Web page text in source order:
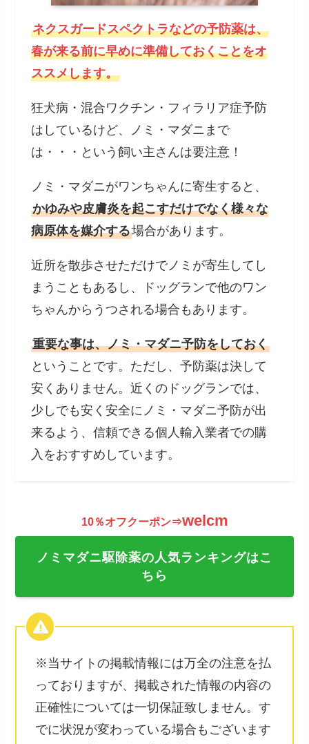
ネクスガードスペクトラなどの予防薬は、
春が来る前に早めに準備しておくことをオ
ススメします。
狂犬病・混合ワクチン・フィラリア症予防
はしているけど、ノミ・マダニまで
は・・・という飼い主さんは要注意！
ノミ・マダニがワンちゃんに寄生すると、
かゆみや皮膚炎を起こすだけでなく様々な
病原体を媒介する場合があります。
近所を散歩させただけでノミが寄生してし
まうこともあるし、ドッグランで他のワン
ちゃんからうつされる場合もあります。
重要な事は、ノミ・マダニ予防をしておく
ということです。ただし、予防薬は決して
安くありません。近くのドッグランでは、
少しでも安く安全にノミ・マダニ予防が出
来るよう、信頼できる個人輸入業者での購
入をおすすめしています。
10％オフクーポン⇒welcm
ノミマダニ駆除薬の人気ランキングはこ
ちら
※当サイトの掲載情報には万全の注意を払
っておりますが、掲載された情報の内容の
正確性については一切保証致しません。す
でに状況が変わっている場合もございます